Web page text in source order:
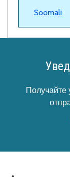
Soomali
Получайте